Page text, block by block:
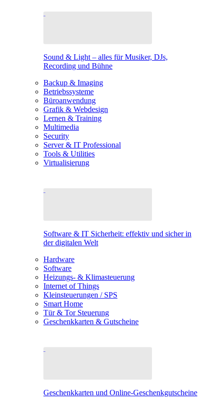
Sound & Light – alles für Musiker, DJs,
Recording und Bühne
Backup & Imaging
Betriebssysteme
Büroanwendung
Grafik & Webdesign
Lernen & Training
Multimedia
Security
Server & IT Professional
Tools & Utilities
Virtualisierung
Software & IT Sicherheit: effektiv und sicher in
der digitalen Welt
Hardware
Software
Heizungs- & Klimasteuerung
Internet of Things
Kleinsteuerungen / SPS
Smart Home
Tür & Tor Steuerung
Geschenkkarten & Gutscheine
Geschenkkarten und Online-Geschenkgutscheine